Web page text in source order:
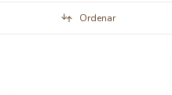
Ordenar